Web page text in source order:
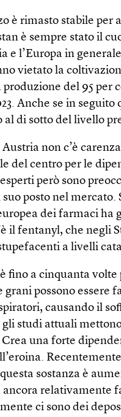
è rimasto stabile per
è sempre stato il
e l’Europa in
vietato la
del 95 per
Anche se in
al di sotto del livello
Austria non c’è
del centro per le
però sono
posto nel
dei farmaci ha
il fentanyl, che negli
a livelli
fino a cinquanta volte
grani possono essere
causando il
gli studi attuali
una forte
sostanza è
ancora relativamente
ci sono dei